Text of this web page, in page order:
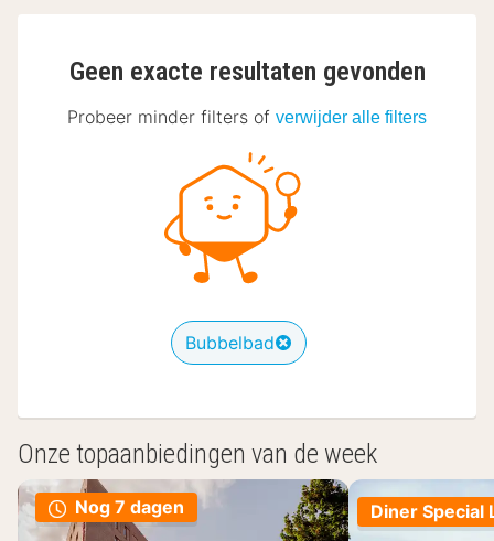
Geen exacte resultaten gevonden
Probeer minder filters of verwijder alle filters
Bubbelbad
Onze topaanbiedingen van de week
Nog 7 dagen Diner Special